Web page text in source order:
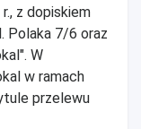
z dopiskiem
Polaka 7/6 oraz
W
w ramach
przelewu